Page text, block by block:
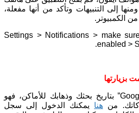
إلى التنبيهات وتأكد من أنها مفعلة،
الكمبيوتر.
Settings > Notifications > make
enabled >
يحتفظ تطبيق “Google Maps” بتاريخ بحثك وذهابك للأماكن، فهو
من هنا يمكنك الدخول إلى سجل